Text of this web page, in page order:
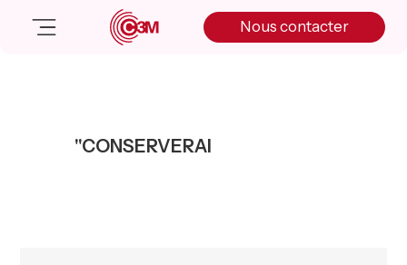
Nous contacter
Salle de presse
"CONSERVERAI